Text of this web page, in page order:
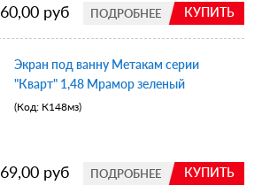
КУПИТЬ
ПОДРОБНЕЕ
60,00 руб
Экран под ванну Метакам серии
"Кварт" 1,48 Мрамор зеленый
(Код: К148мз)
КУПИТЬ
ПОДРОБНЕЕ
69,00 руб